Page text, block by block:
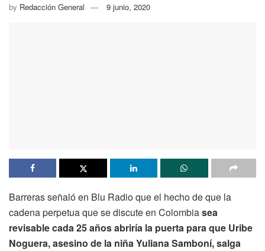
by Redacción General 9 junio, 2020
Barreras señaló en Blu Radio que el hecho de que la
cadena perpetua que se discute en Colombiasea
revisable cada 25 años abriría la puerta para que Uribe
Noguera, asesino de la niña Yuliana Samboní, salga